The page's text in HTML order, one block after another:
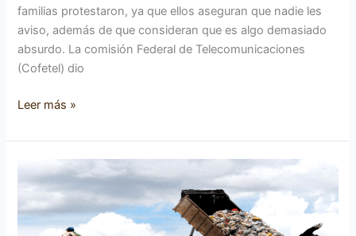
familias protestaron, ya que ellos aseguran que nadie les
aviso, además de que consideran que es algo demasiado
absurdo. La comisión Federal de Telecomunicaciones
(Cofetel) dio
Leer más »
valor
de
la